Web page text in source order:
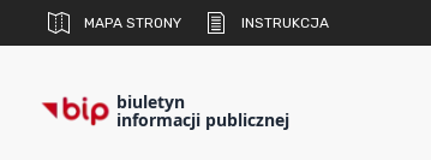
MAPA STRONY INSTRUKCJA
biuletyn
informacji publicznej